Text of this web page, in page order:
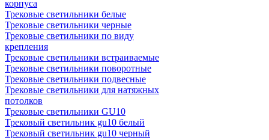
корпуса
Трековые светильники белые
Трековые светильники черные
Трековые светильники по виду
крепления
Трековые светильники встраиваемые
Трековые светильники поворотные
Трековые светильники подвесные
Трековые светильники для натяжных
потолков
Трековые светильники GU10
Трековый светильник gu10 белый
Трековый светильник gu10 черный